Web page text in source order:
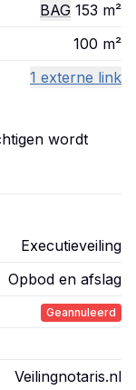
BAG 153 m²
100 m²
1 externe link
wordt
Executieveiling
Opbod en afslag
Geannuleerd
Veilingnotaris.nl